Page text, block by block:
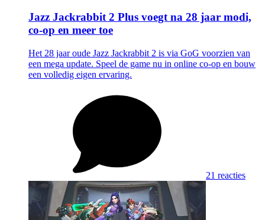
Jazz Jackrabbit 2 Plus voegt na 28 jaar modi,
co-op en meer toe
Het 28 jaar oude Jazz Jackrabbit 2 is via GoG voorzien van
een mega update. Speel de game nu in online co-op en bouw
een volledig eigen ervaring.
21 reacties